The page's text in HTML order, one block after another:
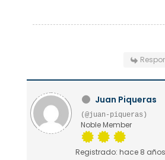
Juan Piqueras
(@juan-piqueras)
Noble Member
Registrado: hace 8 años